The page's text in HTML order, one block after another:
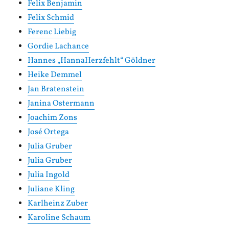
Felix Benjamin
Felix Schmid
Ferenc Liebig
Gordie Lachance
Hannes „HannaHerzfehlt“ Göldner
Heike Demmel
Jan Bratenstein
Janina Ostermann
Joachim Zons
José Ortega
Julia Gruber
Julia Gruber
Julia Ingold
Juliane Kling
Karlheinz Zuber
Karoline Schaum